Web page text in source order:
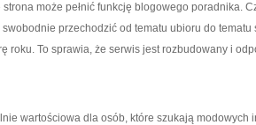
może pełnić funkcję blogowego poradnika.
przechodzić od tematu ubioru do
roku. To sprawia, że serwis jest rozbudowany i
wartościowa dla osób, które szukają modowych